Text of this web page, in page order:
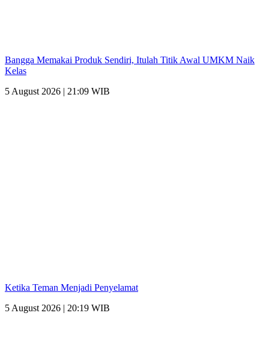
Bangga Memakai Produk Sendiri, Itulah Titik Awal UMKM Naik
Kelas
5 August 2026 | 21:09 WIB
Ketika Teman Menjadi Penyelamat
5 August 2026 | 20:19 WIB